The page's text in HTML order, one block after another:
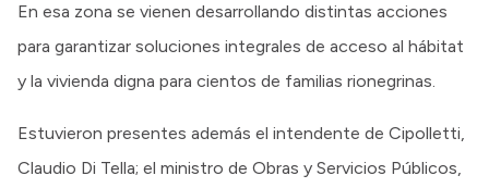
En esa zona se vienen desarrollando distintas acciones
para garantizar soluciones integrales de acceso al hábitat
y la vivienda digna para cientos de familias rionegrinas.
Estuvieron presentes además el intendente de Cipolletti,
Claudio Di Tella; el ministro de Obras y Servicios Públicos,